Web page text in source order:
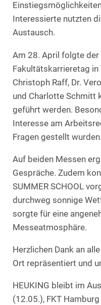
Interessierte nutzten
Austausch.
Am 28. April folgte
Fakultätskarrieretag
Christoph Raff, Dr.
und Charlotte Schmitt
geführt werden.
Interesse am
Fragen gestellt wurden.
Auf beiden Messen
Gespräche. Zudem
SUMMER SCHOOL
durchweg sonnige
sorgte für eine
Messeatmosphäre.
Herzlichen Dank an
Ort repräsentiert und
HEUKING bleibt im
(12.05.), FKT